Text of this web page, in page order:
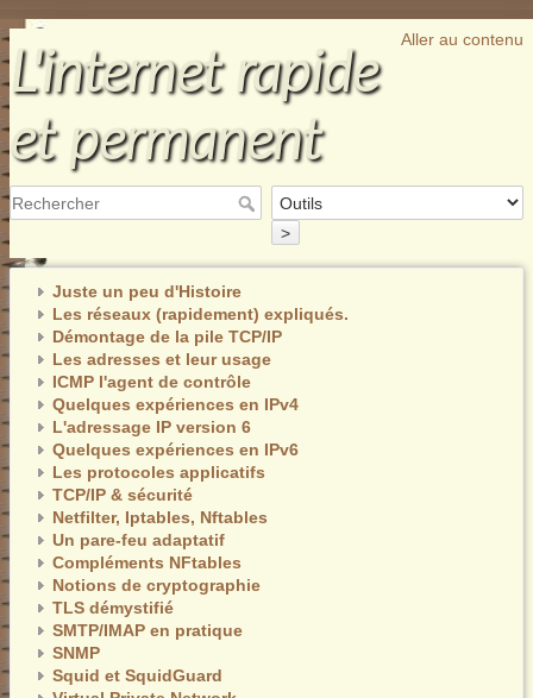
Aller au contenu
L'internet rapide
et permanent
>
Juste un peu d'Histoire
Les réseaux (rapidement) expliqués.
Démontage de la pile TCP/IP
Les adresses et leur usage
ICMP l'agent de contrôle
Quelques expériences en IPv4
L'adressage IP version 6
Quelques expériences en IPv6
Les protocoles applicatifs
TCP/IP & sécurité
Netfilter, Iptables, Nftables
Un pare-feu adaptatif
Compléments NFtables
Notions de cryptographie
TLS démystifié
SMTP/IMAP en pratique
SNMP
Squid et SquidGuard